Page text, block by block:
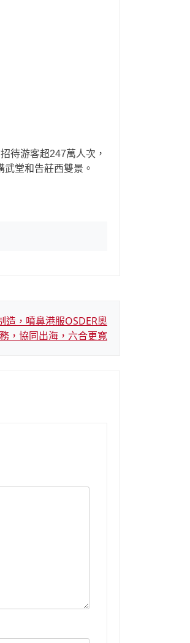
招待游客超247萬人次，
武堂和告莊西雙景。
造，噴鼻港服OSDER奧
，協同出海，六合更寬